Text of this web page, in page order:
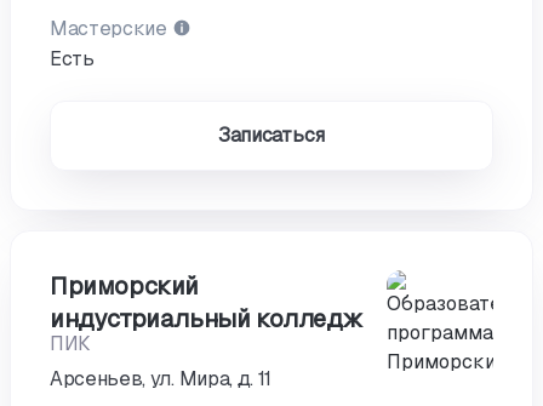
Мастерские
Есть
Записаться
Приморский
индустриальный колледж
ПИК
Арсеньев, ул. Мира, д. 11